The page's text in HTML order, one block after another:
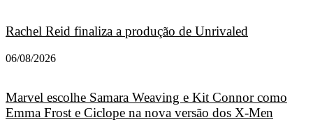
Rachel Reid finaliza a produção de Unrivaled
06/08/2026
Marvel escolhe Samara Weaving e Kit Connor como
Emma Frost e Ciclope na nova versão dos X-Men